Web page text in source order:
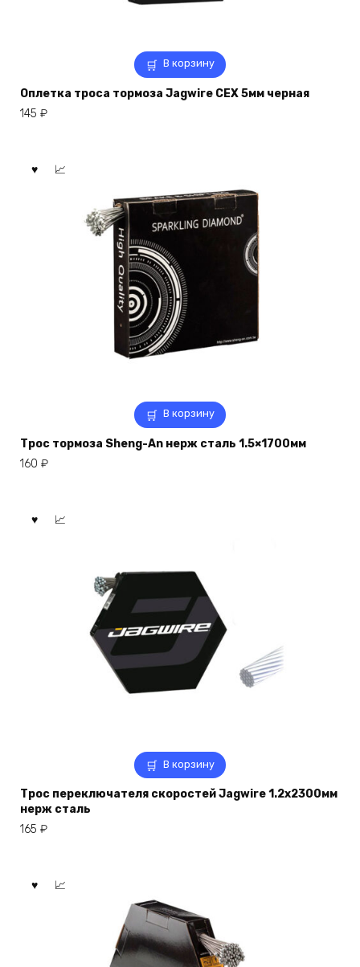
В корзину
Оплетка троса тормоза Jagwire CEX 5мм черная
145 ₽
В корзину
Трос тормоза Sheng-An нерж сталь 1.5×1700мм
160 ₽
В корзину
Трос переключателя скоростей Jagwire 1.2х2300мм
нерж сталь
165 ₽